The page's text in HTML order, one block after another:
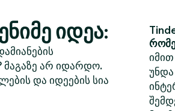
იდეა:
მაგაზე არ იდარდო.
და იდეების სია